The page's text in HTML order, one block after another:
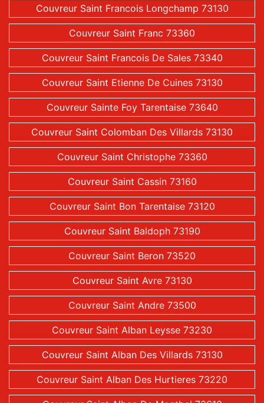
Couvreur Saint Francois Longchamp 73130
Couvreur Saint Franc 73360
Couvreur Saint Francois De Sales 73340
Couvreur Saint Etienne De Cuines 73130
Couvreur Sainte Foy Tarentaise 73640
Couvreur Saint Colomban Des Villards 73130
Couvreur Saint Christophe 73360
Couvreur Saint Cassin 73160
Couvreur Saint Bon Tarentaise 73120
Couvreur Saint Baldoph 73190
Couvreur Saint Beron 73520
Couvreur Saint Avre 73130
Couvreur Saint Andre 73500
Couvreur Saint Alban Leysse 73230
Couvreur Saint Alban Des Villards 73130
Couvreur Saint Alban Des Hurtieres 73220